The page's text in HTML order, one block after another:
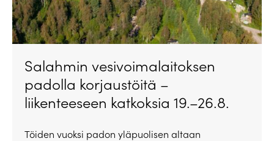
Salahmin vesivoimalaitoksen
padolla korjaustöitä –
liikenteeseen katkoksia 19.–26.8.
Töiden vuoksi padon yläpuolisen altaan